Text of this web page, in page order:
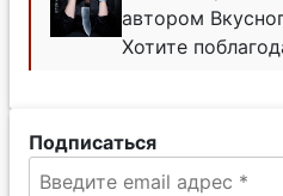
автором
Хотите
Подписаться